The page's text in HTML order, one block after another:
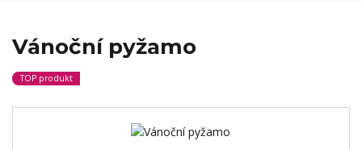
Vánoční pyžamo
TOP produkt